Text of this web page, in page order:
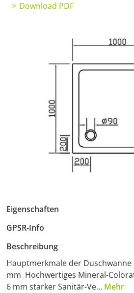
Download PDF
Eigenschaften
GPSR-Info
Beschreibung
Hauptmerkmale der Duschwanne
mm Hochwertiges Mineral-
6 mm starker Sanitär-Ve… Mehr